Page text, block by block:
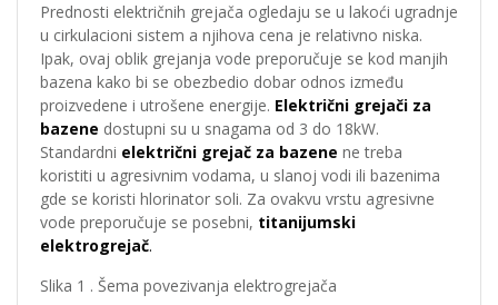
Prednosti električnih grejača ogledaju se u lakoći ugradnje
u cirkulacioni sistem a njihova cena je relativno niska.
Ipak, ovaj oblik grejanja vode preporučuje se kod manjih
bazena kako bi se obezbedio dobar odnos između
proizvedene i utrošene energije. Električni grejači za
bazene dostupni su u snagama od 3 do 18kW.
Standardni električni grejač za bazene ne treba
koristiti u agresivnim vodama, u slanoj vodi ili bazenima
gde se koristi hlorinator soli. Za ovakvu vrstu agresivne
vode preporučuje se posebni, titanijumski
elektrogrejač.
Slika 1 . Šema povezivanja elektrogrejača